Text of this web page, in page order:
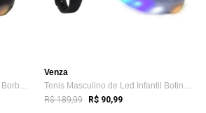
Tenis Feminino de Led Botinha Borboleta ...
Venza
Tenis Masculino de Led Infantil Botinha ...
R$ 189,99 R$ 90,99